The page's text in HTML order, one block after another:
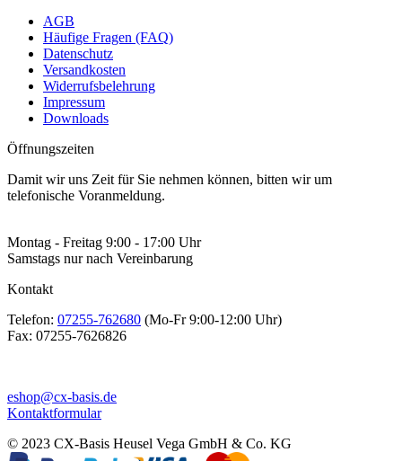
AGB
Häufige Fragen (FAQ)
Datenschutz
Versandkosten
Widerrufsbelehrung
Impressum
Downloads
Öffnungszeiten
Damit wir uns Zeit für Sie nehmen können, bitten wir um
telefonische Voranmeldung.
Montag - Freitag 9:00 - 17:00 Uhr
Samstags nur nach Vereinbarung
Kontakt
Telefon: 07255-762680 (Mo-Fr 9:00-12:00 Uhr)
Fax: 07255-7626826
eshop@cx-basis.de
Kontaktformular
© 2023 CX-Basis Heusel Vega GmbH & Co. KG